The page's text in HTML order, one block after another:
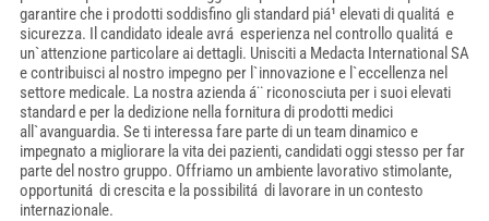
garantire che i prodotti soddisfino gli standard piá¹ elevati di qualitá e
sicurezza. Il candidato ideale avrá esperienza nel controllo qualitá e
un`attenzione particolare ai dettagli. Unisciti a Medacta International SA
e contribuisci al nostro impegno per l`innovazione e l`eccellenza nel
settore medicale. La nostra azienda á¨ riconosciuta per i suoi elevati
standard e per la dedizione nella fornitura di prodotti medici
all`avanguardia. Se ti interessa fare parte di un team dinamico e
impegnato a migliorare la vita dei pazienti, candidati oggi stesso per far
parte del nostro gruppo. Offriamo un ambiente lavorativo stimolante,
opportunitá di crescita e la possibilitá di lavorare in un contesto
internazionale.